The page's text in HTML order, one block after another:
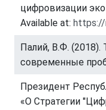
цифровизации
Available at:
Палий, В.Ф. (2018).
современные
Президент
«О Стратегии